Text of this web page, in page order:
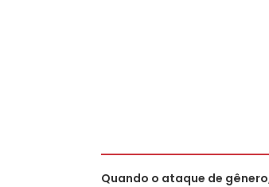
Quando o ataque de